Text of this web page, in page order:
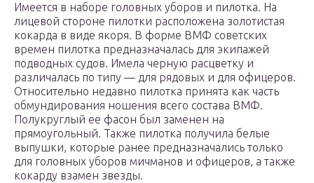
Имеется в наборе головных уборов и пилотка. На
лицевой стороне пилотки расположена золотистая
кокарда в виде якоря. В форме ВМФ советских
времен пилотка предназначалась для экипажей
подводных судов. Имела черную расцветку и
различалась по типу — для рядовых и для офицеров.
Относительно недавно пилотка принята как часть
обмундирования ношения всего состава ВМФ.
Полукруглый ее фасон был заменен на
прямоугольный. Также пилотка получила белые
выпушки, которые ранее предназначались только
для головных уборов мичманов и офицеров, а также
кокарду взамен звезды.